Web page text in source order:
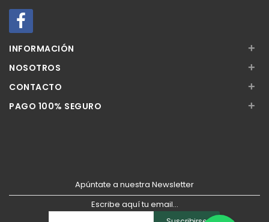
INFORMACIÓN +
NOSOTROS +
CONTACTO +
PAGO 100% SEGURO +
Apúntate a nuestra Newsletter
Escribe aquí tu email...